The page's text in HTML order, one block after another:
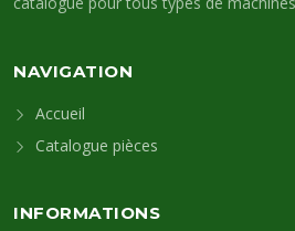
NAVIGATION
Accueil
Catalogue pièces
INFORMATIONS